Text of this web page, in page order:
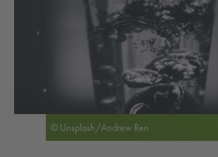
© Unsplash/Andrew Ren